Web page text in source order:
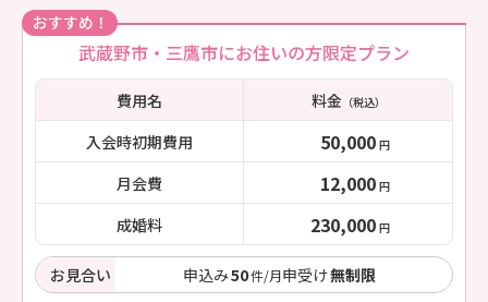
おすすめ！
武蔵野市・三鷹市にお住いの方限定プラン
費用名 料金（税込）
入会時初期費用 50,000 円
月会費 12,000 円
成婚料 230,000 円
お見合い 申込み50件/月申受け無制限